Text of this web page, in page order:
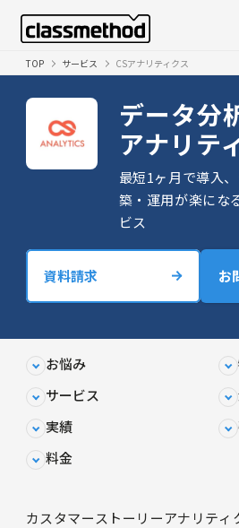
TOP サービス CSアナリティクス
データ分
アナリテ
最短1ヶ月で導入
築・運用が楽にな
ビス
資料請求 お
お悩み
サービス
実績
料金
カスタマーストーリーアナリティ